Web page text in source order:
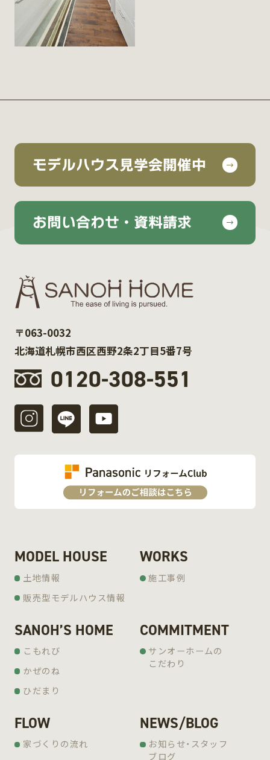
モデルハウス見学会開催中
お問い合わせ・資料請求
〒063-0032
北海道札幌市西区西野2条2丁目5番7号
0120-308-551
MODEL HOUSE
土地情報
販売型モデルハウス情報
WORKS
施工事例
SANOH’S HOME
こもれび
かぜのね
ひだまり
COMMITMENT
サンオーホームの
こだわり
FLOW
家づくりの流れ
NEWS/BLOG
お知らせ・スタッフ
ブログ